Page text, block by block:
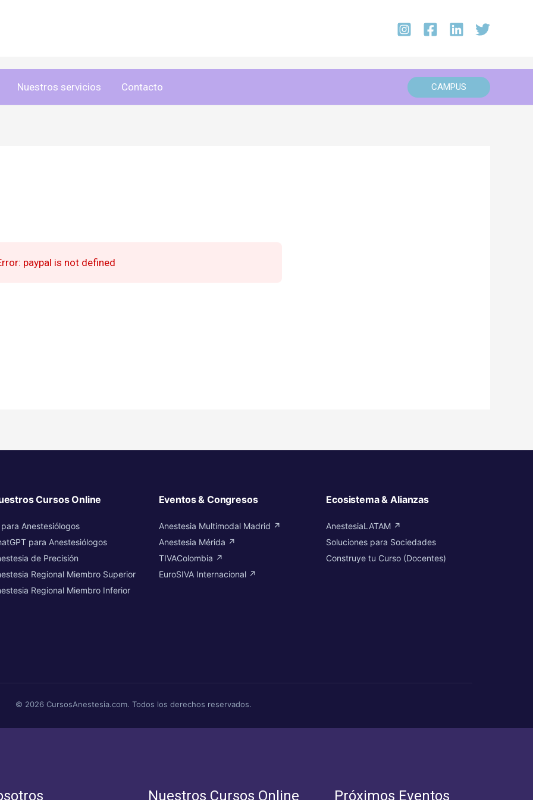
Nuestros servicios Contacto CAMPUS
paypal is not defined
Cursos Online
Anestesiólogos
para Anestesiólogos
de Precisión
Regional Miembro Superior
Regional Miembro Inferior
Eventos & Congresos
Anestesia Multimodal Madrid ↗
Anestesia Mérida ↗
TIVAColombia ↗
EuroSIVA Internacional ↗
Ecosistema & Alianzas
AnestesiaLATAM ↗
Soluciones para Sociedades
Construye tu Curso (Docentes)
© 2026 CursosAnestesia.com. Todos los derechos reservados.
Nuestros Cursos Online Próximos Eventos